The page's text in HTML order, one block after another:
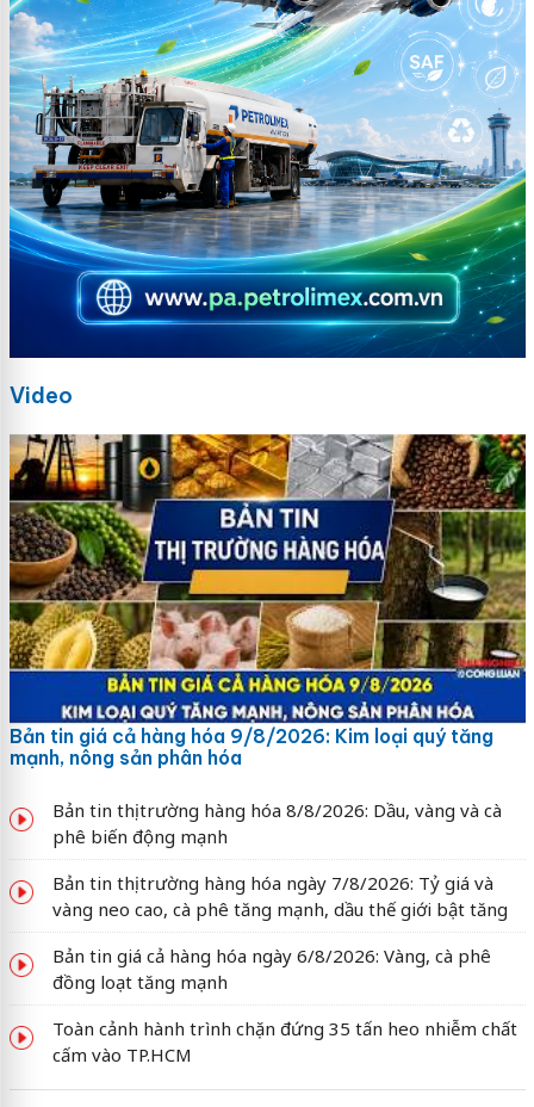
Video
Bản tin giá cả hàng hóa 9/8/2026: Kim loại quý tăng
mạnh, nông sản phân hóa
Bản tin thị trường hàng hóa 8/8/2026: Dầu, vàng và cà
phê biến động mạnh
Bản tin thị trường hàng hóa ngày 7/8/2026: Tỷ giá và
vàng neo cao, cà phê tăng mạnh, dầu thế giới bật tăng
Bản tin giá cả hàng hóa ngày 6/8/2026: Vàng, cà phê
đồng loạt tăng mạnh
Toàn cảnh hành trình chặn đứng 35 tấn heo nhiễm chất
cấm vào TP.HCM